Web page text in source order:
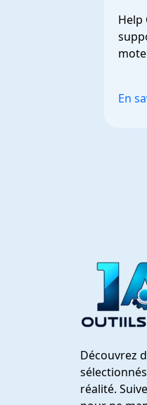
Help
En
Découvrez
réalité.